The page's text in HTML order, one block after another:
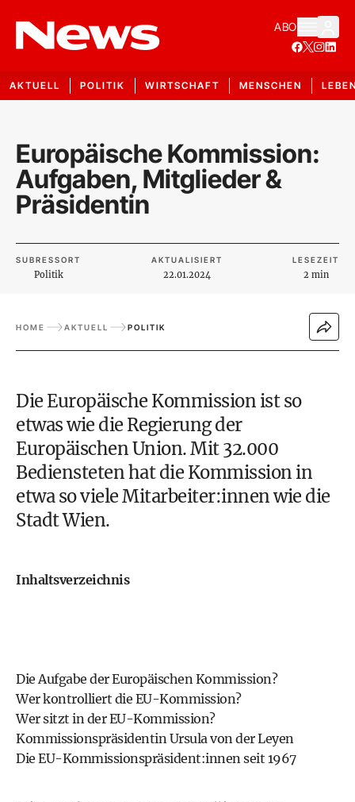
ABO
AKTUELL POLITIK WIRTSCHAFT MENSCHEN
Europäische Kommission:
Aufgaben, Mitglieder &
Präsidentin
SUBRESSORT
Politik
AKTUALISIERT
22.01.2024
LESEZEIT
2 min
HOME AKTUELL POLITIK
Die Europäische Kommission ist so
etwas wie die Regierungder
Europäischen Union. Mit 32.000
Bediensteten hat die Kommission in
etwa so viele Mitarbeiter:innen wie die
Stadt Wien.
Inhaltsverzeichnis
Die Aufgabe der Europäischen Kommission?
Wer kontrolliert die EU-Kommission?
Wer sitzt in der EU-Kommission?
Kommissionspräsidentin Ursula von der Leyen
Die EU-Kommissionspräsident:innen seit 1967